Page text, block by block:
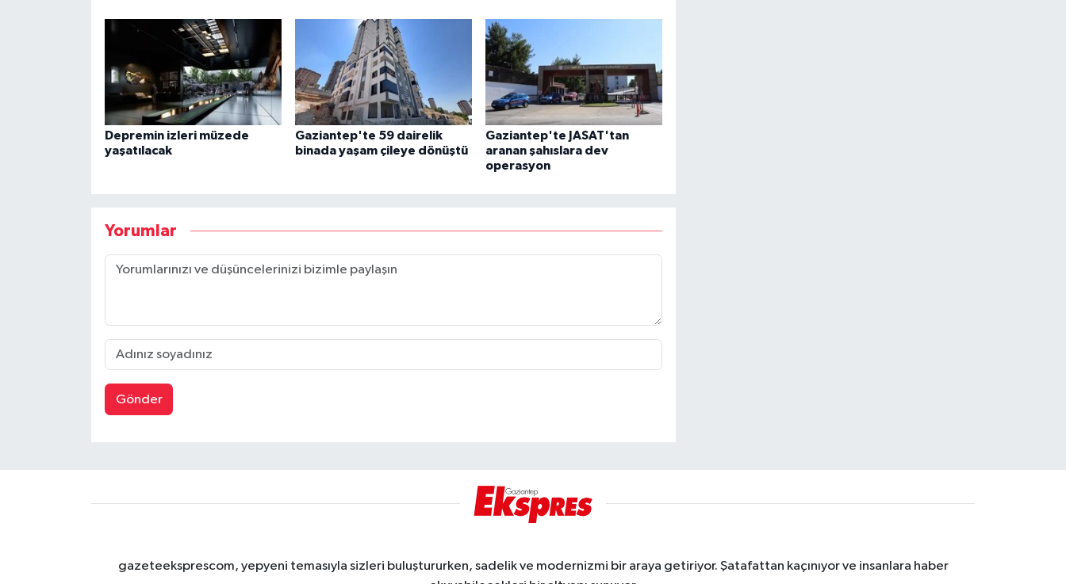
Depremin izleri müzede
yaşatılacak
Gaziantep'te 59 dairelik
binada yaşam çileye dönüştü
Gaziantep'te JASAT'tan
aranan şahıslara dev
operasyon
Yorumlar
Gönder
gazeteeksprescom, yepyeni temasıyla sizleri buluştururken, sadelik ve modernizmi bir araya getiriyor. Şatafattan kaçınıyor ve insanlara haber